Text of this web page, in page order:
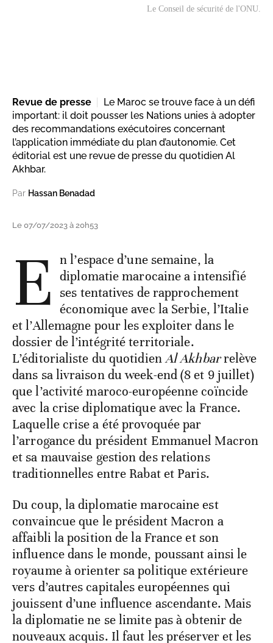
Le Conseil de sécurité de l'ONU.
Revue de presse
Le Maroc se trouve face à un défi
important: il doit pousser les Nations unies à adopter
des recommandations exécutoires concernant
l’application immédiate du plan d’autonomie. Cet
éditorial est une revue de presse du quotidien Al
Akhbar.
Par Hassan Benadad
Le 07/07/2023 à 20h53
E n l’espace d’une semaine, la
diplomatie marocaine a intensifié
ses tentatives de rapprochement
économique avec la Serbie, l’Italie
et l’Allemagne pour les exploiter dans le
dossier de l’intégrité territoriale.
L’éditorialiste du quotidienAl Akhbarrelève
dans sa livraison du week-end (8 et 9 juillet)
que l’activité maroco-européenne coïncide
avec la crise diplomatique avec la France.
Laquelle crise a été provoquée par
l’arrogance du président Emmanuel Macron
et sa mauvaise gestion des relations
traditionnelles entre Rabat et Paris.
Du coup, la diplomatie marocaine est
convaincue que le président Macron a
affaibli la position de la France et son
influence dans le monde, poussant ainsi le
royaume à orienter sa politique extérieure
vers d’autres capitales européennes qui
jouissent d’une influence ascendante. Mais
la diplomatie ne se limite pas à obtenir de
nouveaux acquis. Il faut les préserver et les